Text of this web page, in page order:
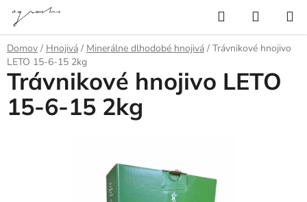
Prejsť
obsah
Hľadať
KOŠÍK
Domov / Hnojivá / Minerálne dlhodobé hnojivá / Trávnikové hnojivo
LETO 15-6-15 2kg
Trávnikové hnojivo LETO
15-6-15 2kg